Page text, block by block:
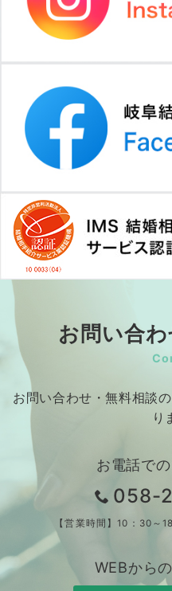
お問い合
お問い合わせ・無料相談
り
お電話で
058-
【営業時間】10：30～
WEBから